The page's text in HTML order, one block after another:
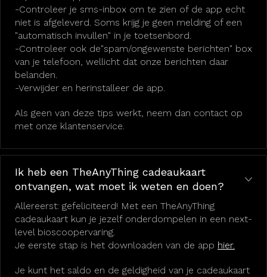
-Controleer je sms-inbox om te zien of de app echt
niet is afgeleverd. Soms krijg je geen melding of een
"automatisch invullen" in je toetsenbord.
-Controleer ook de"spam/ongewenste berichten" box
van je telefoon, wellicht dat onze berichten daar
belanden.
-Verwijder en herinstalleer de app.
Als geen van deze tips werkt, neem dan contact op
met onze klantenservice.
Ik heb een TheAnyThing cadeaukaart
ontvangen, wat moet ik weten en doen?
Allereerst: gefeliciteerd! Met een TheAnyThing
cadeaukaart kun je jezelf onderdompelen in een next-
level bioscoopervaring.
Je eerste stap is het downloaden van de app hier.
Je kunt het saldo en de geldigheid van je cadeaukaart